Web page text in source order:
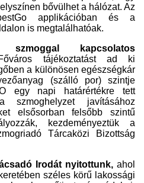
bővülhet a hálózat. Az
applikációban és a
is megtalálhatóak.
kapcsolatos
tájékoztatást ad ki
a különösen egészségkár​
(szálló por) szintje
egy napi határértékre tett
javításához
elsősorban felsőbb szintű
kezdeményeztük a
Tárcaközi Bizottság
Irodát nyitottunk, ahol
széles körű lakossági